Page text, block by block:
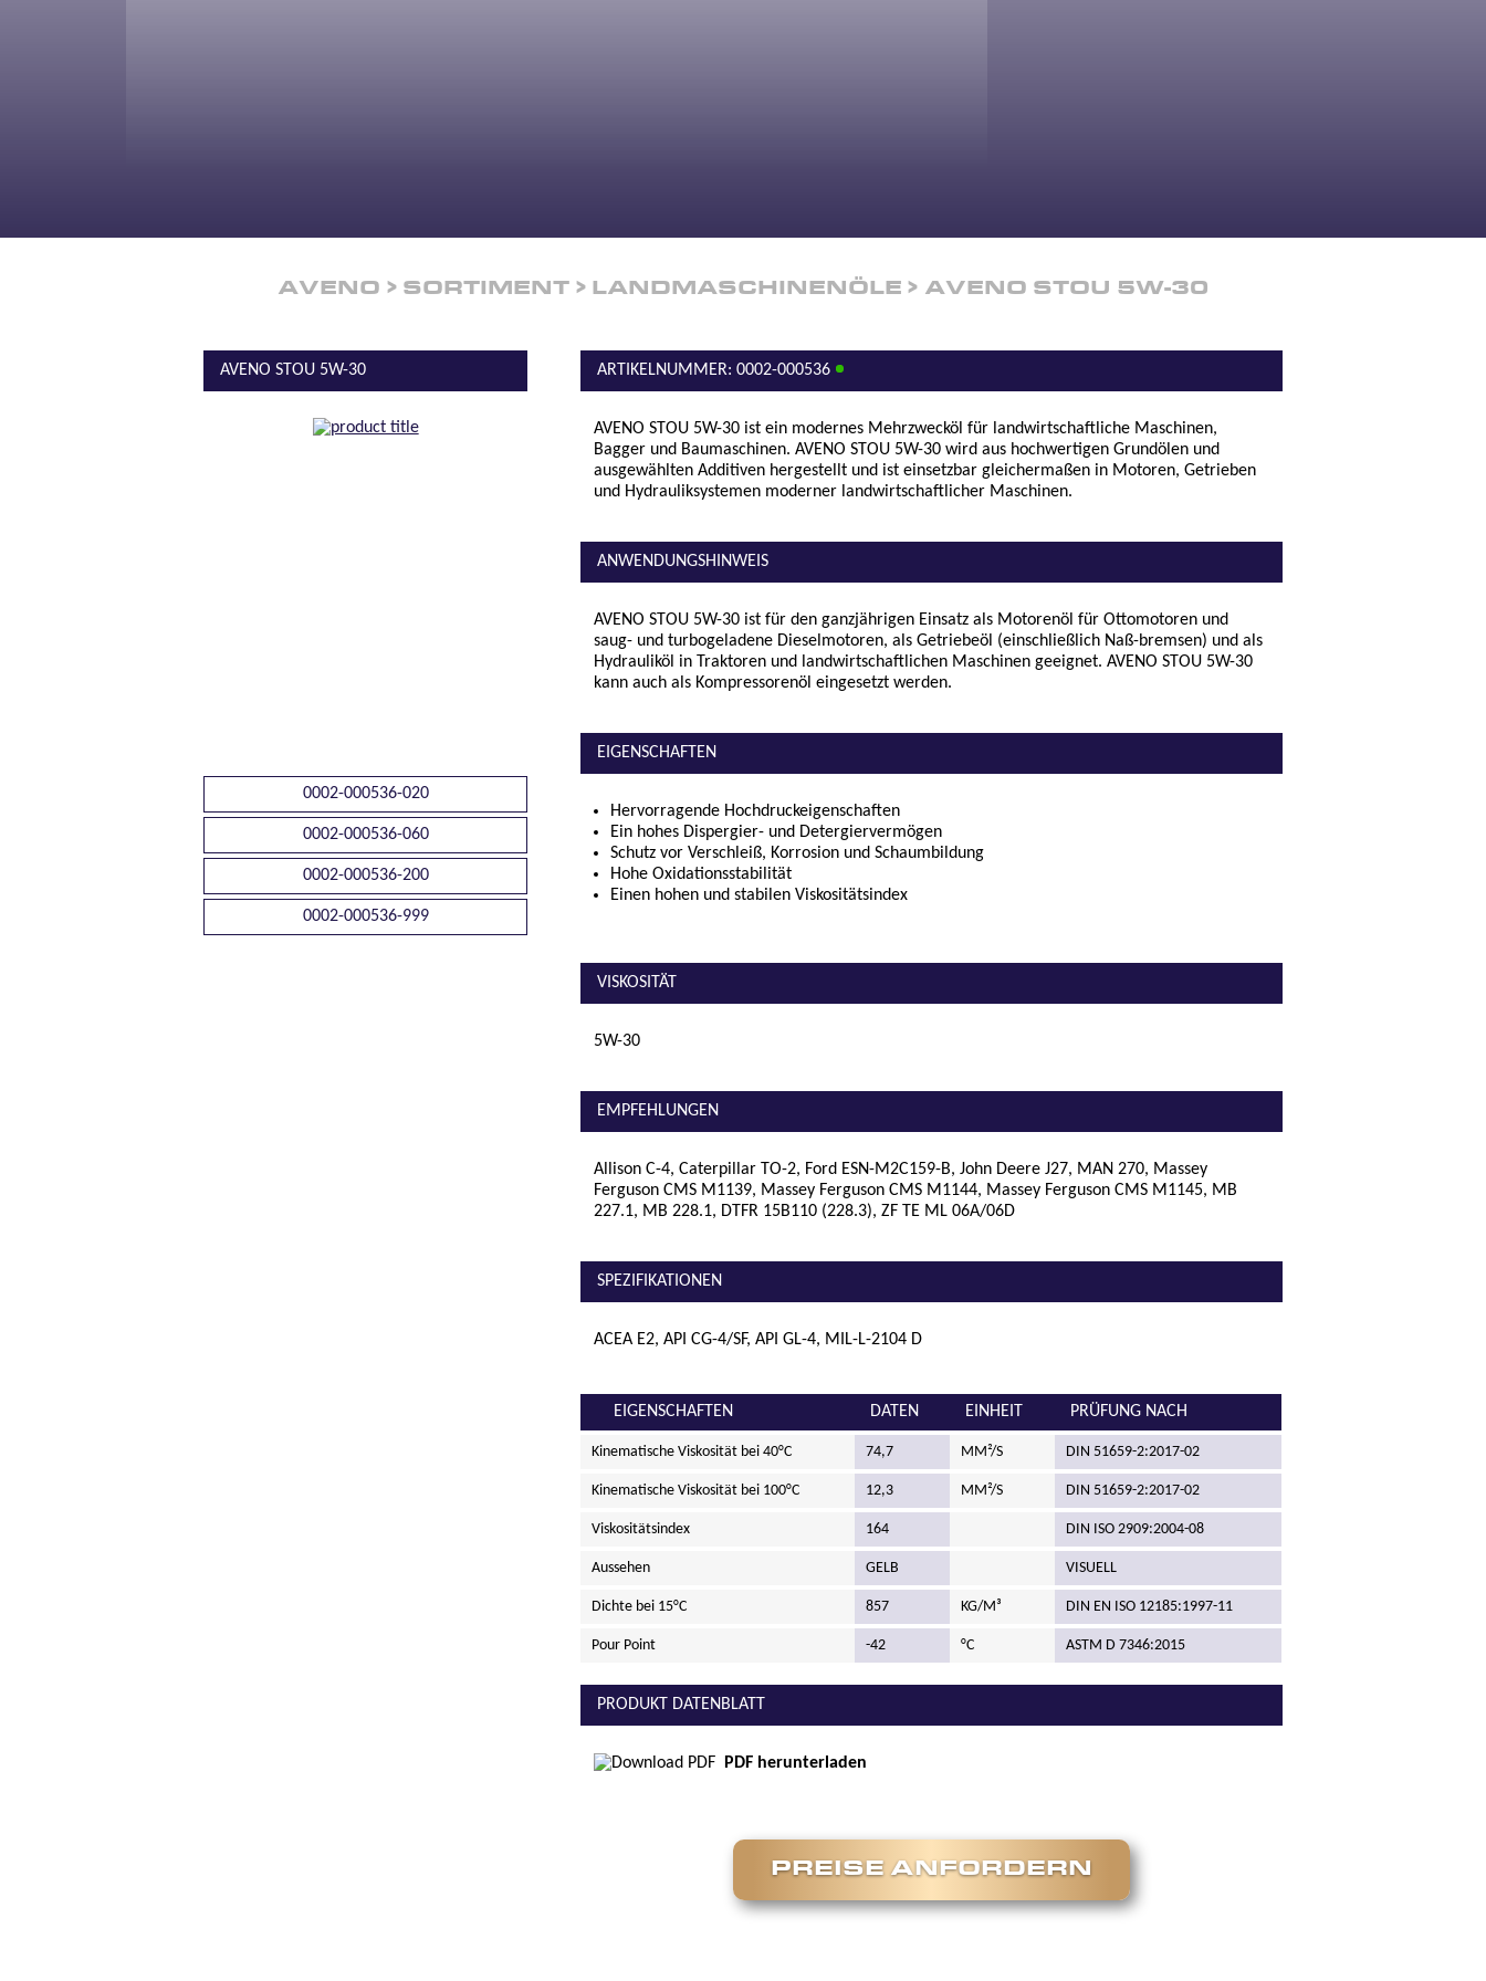
AVENO SORTIMENT LANDMASCHINENÖLE AVENO STOU 5W-30
AVENO STOU 5W-30
0002-000536-020
0002-000536-060
0002-000536-200
0002-000536-999
ARTIKELNUMMER: 0002-000536
AVENO STOU 5W-30 ist ein modernes Mehrzwecköl für landwirtschaftliche Maschinen,
Bagger und Baumaschinen. AVENO STOU 5W-30 wird aus hochwertigen Grundölen und
ausgewählten Additiven hergestellt und ist einsetzbar gleichermaßen in Motoren, Getrieben
und Hydrauliksystemen moderner landwirtschaftlicher Maschinen.
ANWENDUNGSHINWEIS
AVENO STOU 5W-30 ist für den ganzjährigen Einsatz als Motorenöl für Ottomotoren und
saug- und turbogeladene Dieselmotoren, als Getriebeöl (einschließlich Naß-bremsen) und als
Hydrauliköl in Traktoren und landwirtschaftlichen Maschinen geeignet. AVENO STOU 5W-30
kann auch als Kompressorenöl eingesetzt werden.
EIGENSCHAFTEN
Hervorragende Hochdruckeigenschaften
Ein hohes Dispergier- und Detergiervermögen
Schutz vor Verschleiß, Korrosion und Schaumbildung
Hohe Oxidationsstabilität
Einen hohen und stabilen Viskositätsindex
VISKOSITÄT
5W-30
EMPFEHLUNGEN
Allison C-4, Caterpillar TO-2, Ford ESN-M2C159-B, John Deere J27, MAN 270, Massey
Ferguson CMS M1139, Massey Ferguson CMS M1144, Massey Ferguson CMS M1145, MB
227.1, MB 228.1, DTFR 15B110 (228.3), ZF TE ML 06A/06D
SPEZIFIKATIONEN
ACEA E2, API CG-4/SF, API GL-4, MIL-L-2104 D
EIGENSCHAFTEN DATEN EINHEIT PRÜFUNG NACH
Kinematische Viskosität bei 40°C 74,7 MM²/S DIN 51659-2:2017-02
Kinematische Viskosität bei 100°C 12,3 MM²/S DIN 51659-2:2017-02
Viskositätsindex 164 DIN ISO 2909:2004-08
Aussehen GELB VISUELL
Dichte bei 15°C 857 KG/M³ DIN EN ISO 12185:1997-11
Pour Point -42 °C ASTM D 7346:2015
PRODUKT DATENBLATT
PDF herunterladen
PREISE ANFORDERN